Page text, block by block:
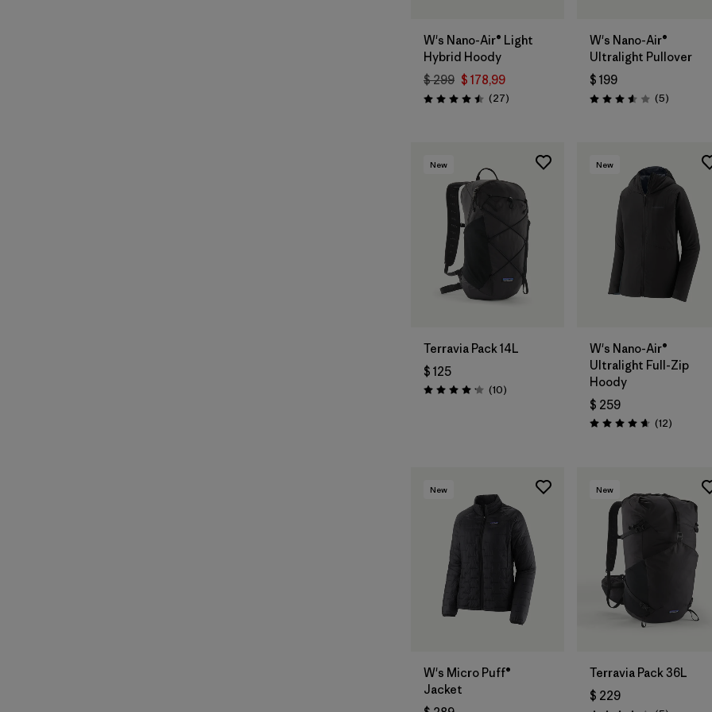
W's Nano-Air® Light
Hybrid Hoody
$ 299 $ 178,99
Valoración: 4.5 / 5
(27Comentarios
)
W's Nano-Air®
Ultralight Pullover
$ 199
Valoración: 3.6 / 5
(5)
New
Terravia Pack 14L
$ 125
Valoración: 4.2 / 5
(10Comentarios
)
New
W's Nano-Air®
Ultralight Full-Zip
Hoody
$ 259
Valoración: 4.7 / 5
(12)
New
W's Micro Puff®
Jacket
New
Terravia Pack 36L
$ 229